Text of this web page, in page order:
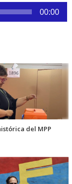
00:00
del MPP